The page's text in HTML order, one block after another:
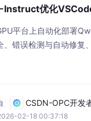
优化
平台上自动化部署
、错误检测与自动修复
CSDN-OPC开发
02-18 00:37:18